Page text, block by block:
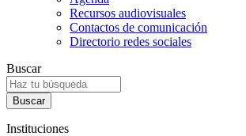
Recursos audiovisuales
Contactos de comunicación
Directorio redes sociales
Buscar
Instituciones